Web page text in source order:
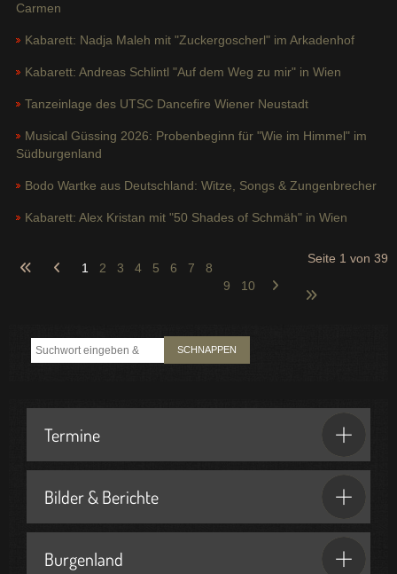
Carmen
Kabarett: Nadja Maleh mit "Zuckergoscherl" im Arkadenhof
Kabarett: Andreas Schlintl "Auf dem Weg zu mir" in Wien
Tanzeinlage des UTSC Dancefire Wiener Neustadt
Musical Güssing 2026: Probenbeginn für "Wie im Himmel" im
Südburgenland
Bodo Wartke aus Deutschland: Witze, Songs & Zungenbrecher
Kabarett: Alex Kristan mit "50 Shades of Schmäh" in Wien
Seite 1 von 39
1 2 3 4 5 6 7
8
9
10
SCHNAPPEN
Termine
Bilder & Berichte
Burgenland